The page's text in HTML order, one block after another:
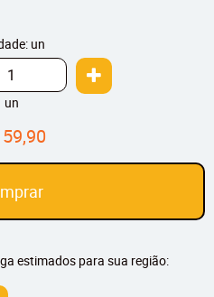
un
un
estimados para sua região: